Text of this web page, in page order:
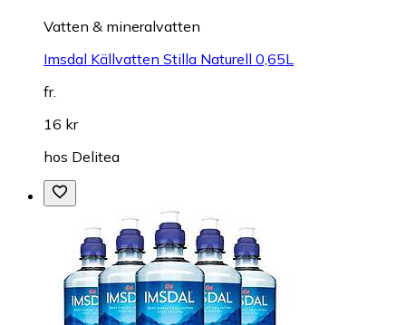
Vatten & mineralvatten
Imsdal Källvatten Stilla Naturell 0,65L
fr.
16 kr
hos Delitea